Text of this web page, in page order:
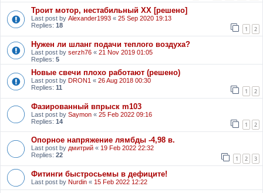
Троит мотор, нестабильный ХХ [решено]
Last post by Alexander1993 « 25 Sep 2020 19:13
Replies: 18 1 2
Нужен ли шланг подачи теплого воздуха?
Last post by serzh76 « 21 Nov 2019 01:05
Replies: 5
Новые свечи плохо работают (решено)
Last post by DRON1 « 26 Aug 2018 00:30
Replies: 11 1 2
Фазированный впрыск m103
Last post by Saymon « 25 Feb 2022 09:16
Replies: 14 1 2
Опорное напряжение лямбды -4,98 в.
Last post by дмитрий « 19 Feb 2022 22:32
Replies: 22 1 2 3
Фитинги быстросьемы в дефиците!
Last post by Nurdin « 15 Feb 2022 12:22